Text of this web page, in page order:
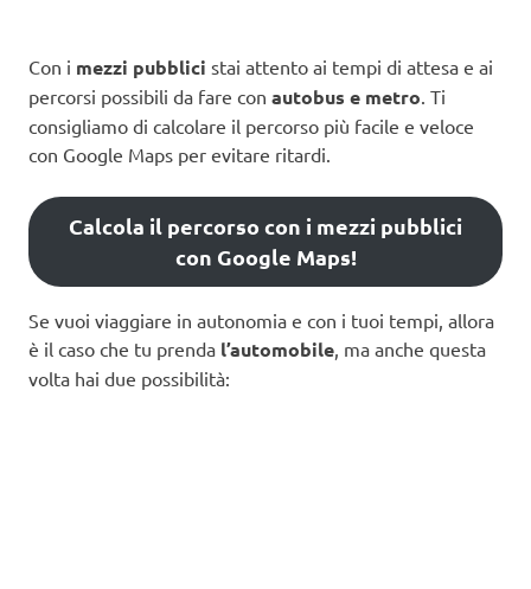
Con i mezzi pubblici stai attento ai tempi di attesa e ai
percorsi possibili da fare con autobus e metro. Ti
consigliamo di calcolare il percorso più facile e veloce
con Google Maps per evitare ritardi.
Calcola il percorso con i mezzi pubblici
con Google Maps!
Se vuoi viaggiare in autonomia e con i tuoi tempi, allora
è il caso che tu prenda l’automobile , ma anche questa
volta hai due possibilità: